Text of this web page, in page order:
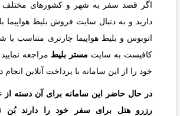
اگر قصد سفر به شهر و کشورهای مختلف
دارید و به دنبال سایت فروش بلیط هواپیما
اتوبوس و بلیط هواپیما چارتری متناسب با
کافیست به سایت مستر بلیط مراجعه
خود را از این سامانه با پرداخت آنلاین انجام
در حال حاضر این سامانه برای آن دسته از